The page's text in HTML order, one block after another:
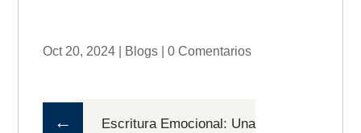
Oct 20, 2024 Blogs |0 Comentarios
←
Escritura Emocional: Una